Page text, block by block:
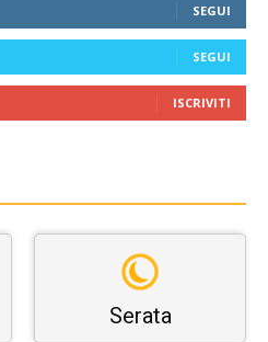
SEGUI
SEGUI
ISCRIVITI
Serata